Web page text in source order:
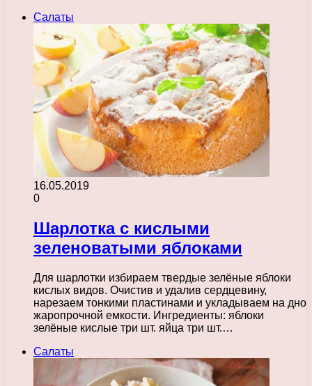
Салаты
16.05.2019
0
Шарлотка с кислыми
зеленоватыми яблоками
Для шарлотки избираем твердые зелёные яблоки
кислых видов. Очистив и удалив сердцевину,
нарезаем тонкими пластинами и укладываем на дно
жаропрочной емкости. Ингредиенты: яблоки
зелёные кислые три шт. яйца три шт.…
Салаты